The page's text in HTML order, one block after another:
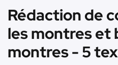
Rédaction de
les montres et
montres - 5